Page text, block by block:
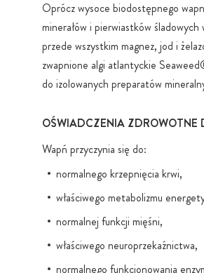
Oprócz wysoce biodostępnego
minerałów i pierwiastków
przede wszystkim magnez, jod i
zwapnione algi atlantyckie
do izolowanych preparatów
OŚWIADCZENIA ZDROWOTNE
Wapń przyczynia się do:
normalnego krzepnięcia krwi,
właściwego metabolizmu
normalnej funkcji mięśni,
właściwego neuroprzekaźnictwa,
normalnego funkcjonowania